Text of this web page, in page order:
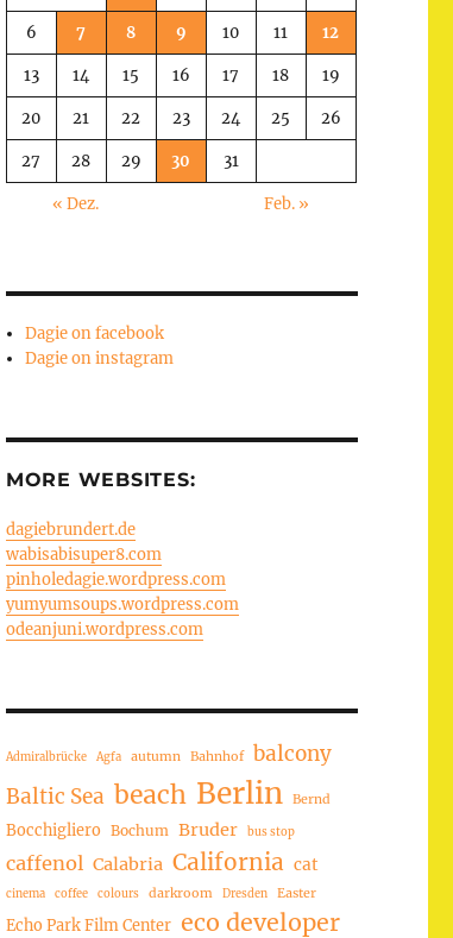
6 7 8 9 10 11 12
13 14 15 16 17 18 19
20 21 22 23 24 25 26
27 28 29 30 31
« Dez. Feb. »
Dagie on facebook
Dagie on instagram
MORE WEBSITES:
dagiebrundert.de
wabisabisuper8.com
pinholedagie.wordpress.com
yumyumsoups.wordpress.com
odeanjuni.wordpress.com
Admiralbrücke Agfa autumn Bahnhof balcony
Baltic Sea beach Berlin Bernd
Bocchigliero Bochum Bruder bus stop
caffenol Calabria California cat
cinema coffee colours darkroom Dresden Easter
Echo Park Film Center eco developer